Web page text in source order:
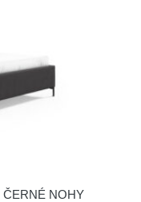
ČERNÉ NOHY